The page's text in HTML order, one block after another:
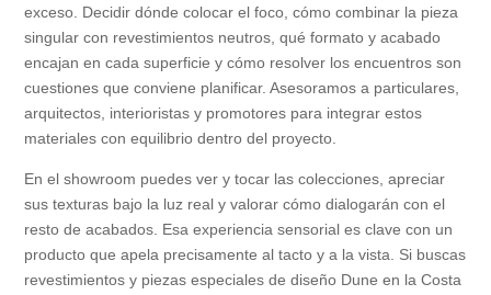
exceso. Decidir dónde colocar el foco, cómo combinar la pieza
singular con revestimientos neutros, qué formato y acabado
encajan en cada superficie y cómo resolver los encuentros son
cuestiones que conviene planificar. Asesoramos a particulares,
arquitectos, interioristas y promotores para integrar estos
materiales con equilibrio dentro del proyecto.
En el showroom puedes ver y tocar las colecciones, apreciar
sus texturas bajo la luz real y valorar cómo dialogarán con el
resto de acabados. Esa experiencia sensorial es clave con un
producto que apela precisamente al tacto y a la vista. Si buscas
revestimientos y piezas especiales de diseño Dune en la Costa